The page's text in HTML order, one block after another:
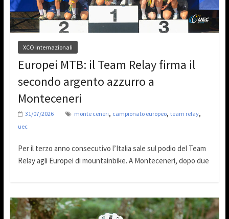
XCO Internazionali
Europei MTB: il Team Relay firma il
secondo argento azzurro a
Monteceneri
31/07/2026 monte ceneri, campionato europeo, team relay,
uec
Per il terzo anno consecutivo l’Italia sale sul podio del Team
Relay agli Europei di mountainbike. A Monteceneri, dopo due